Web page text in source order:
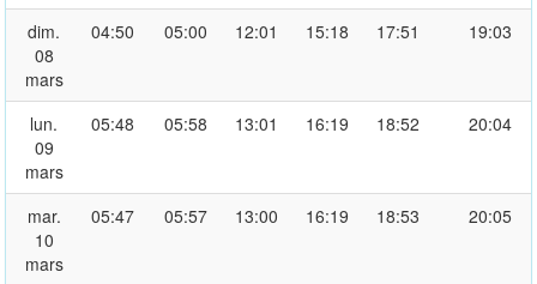
dim.
08
mars
04:50 05:00 12:01 15:18 17:51 19:03
lun.
09
mars
05:48 05:58 13:01 16:19 18:52 20:04
mar.
10
mars
05:47 05:57 13:00 16:19 18:53 20:05